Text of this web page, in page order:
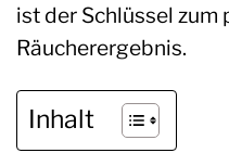
ist der Schlüssel zum
Räucherergebnis.
Inhalt